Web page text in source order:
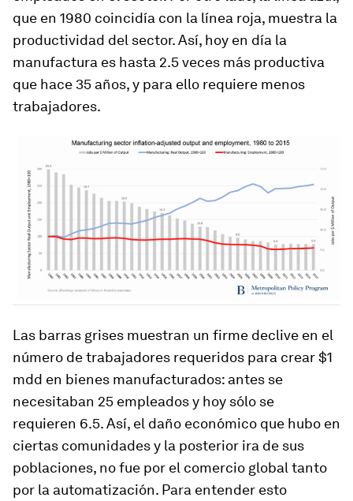
que en 1980 coincidía con la línea roja, muestra la
productividad del sector. Así, hoy en día la
manufactura es hasta 2.5 veces más productiva
que hace 35 años, y para ello requiere menos
trabajadores.
Las barras grises muestran un firme declive en el
número de trabajadores requeridos para crear $1
mdd en bienes manufacturados: antes se
necesitaban 25 empleados y hoy sólo se
requieren 6.5. Así, el daño económico que hubo en
ciertas comunidades y la posterior ira de sus
poblaciones, no fue por el comercio global tanto
por la automatización. Para entender esto